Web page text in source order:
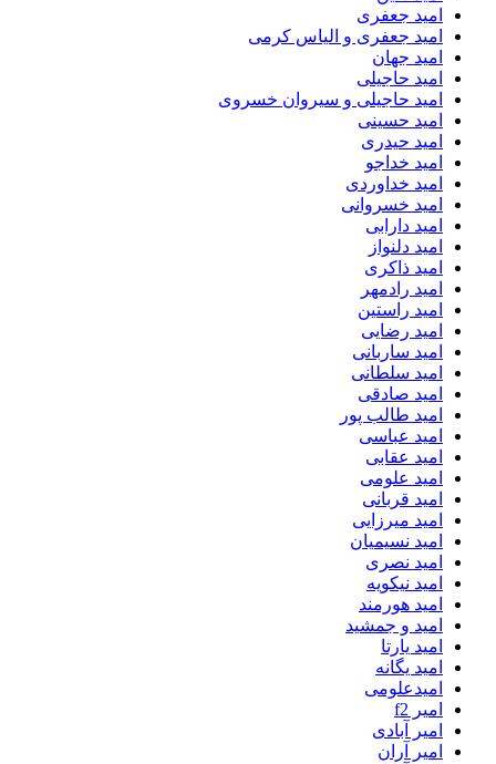
امید جعفری
امید جعفری و الیاس کرمی
امید جهان
امید حاجیلی
امید حاجیلی و سیروان خسروی
امید حسینی
امید حیدری
امید خداجو
امید خداوردی
امید خسروانی
امید دارابی
امید دلنواز
امید ذاکری
امید رادمهر
امید راستین
امید رضایی
امید ساربانی
امید سلطانی
امید صادقی
امید طالب پور
امید عباسی
امید عقابی
امید علومی
امید قربانی
امید میرزایی
امید نسیمیان
امید نصری
امید نیکویه
امید هورمند
امید و جمشید
امید یارتا
امید یگانه
امیدعلومی
امیر f2
امیر آبادی
امیر آران